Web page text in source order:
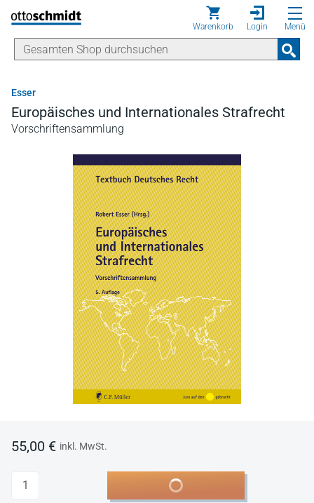
Direkt zum Inhalt
Warenkorb Login Menü
Esser
Europäisches und Internationales Strafrecht
Vorschriftensammlung
55,00 € inkl. MwSt.
Anzahl In den Warenkorb